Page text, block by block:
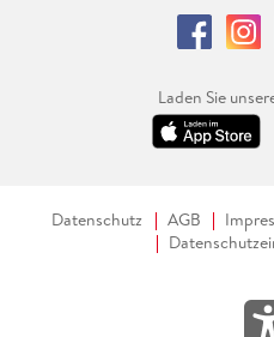
Laden Sie
Datenschutz AGB